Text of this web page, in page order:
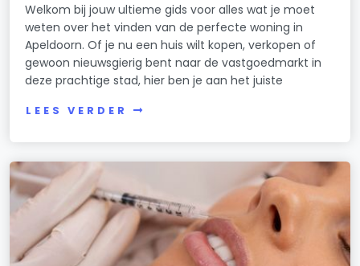
Welkom bij jouw ultieme gids voor alles wat je moet
weten over het vinden van de perfecte woning in
Apeldoorn. Of je nu een huis wilt kopen, verkopen of
gewoon nieuwsgierig bent naar de vastgoedmarkt in
deze prachtige stad, hier ben je aan het juiste
LEES VERDER